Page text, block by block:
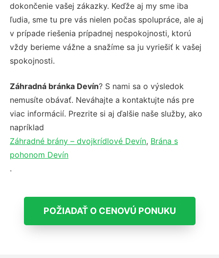
dokončenie vašej zákazky. Keďže aj my sme iba
ľudia, sme tu pre vás nielen počas spolupráce, ale aj
v prípade riešenia prípadnej nespokojnosti, ktorú
vždy berieme vážne a snažíme sa ju vyriešiť k vašej
spokojnosti.
Záhradná bránka Devín? S nami sa o výsledok
nemusíte obávať. Neváhajte a kontaktujte nás pre
viac informácií. Prezrite si aj ďalšie naše služby, ako
napríklad
Záhradné brány – dvojkrídlové Devín, Brána s
pohonom Devín
.
POŽIADAŤ O CENOVÚ PONUKU